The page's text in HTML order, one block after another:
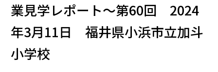
業見学レポート～第60回 2024
年3月11日 福井県小浜市立加斗
小学校